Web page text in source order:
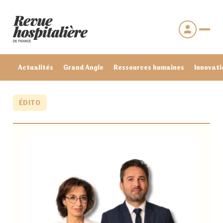
Actualités Grand Angle Ressources humaines
Se connecter
Mot de passe oublié ?
ÉDITO